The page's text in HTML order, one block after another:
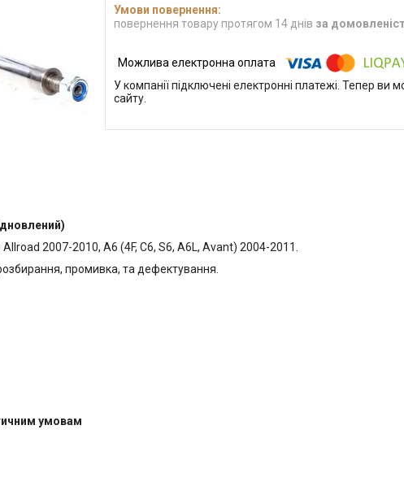
повернення товару протягом 14 днів за
У компанії підключені електронні платежі. Тепер
сайту.
2007-2010, A6 (4F, C6, S6, A6L, Avant) 2004-2011.
промивка, та дефектування.
умовам